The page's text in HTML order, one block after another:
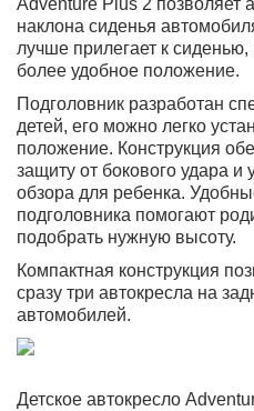
Adventure Plus 2 позволяет
наклона сиденья
лучше прилегает к
более удобное положение.
Подголовник разработан
детей, его можно легко
положение. Конструкция
защиту от бокового удара и
обзора для ребенка.
подголовника помогают
подобрать нужную высоту.
Компактная конструкция
сразу три автокресла на
автомобилей.
Детское автокресло